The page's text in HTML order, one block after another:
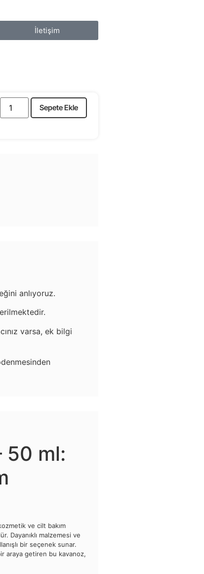
İletişim
Sepete Ekle
anlıyoruz.
varsa, ek bilgi
50 ml:
ve cilt bakım
Dayanıklı malzemesi ve
bir seçenek sunar.
araya getiren bu kavanoz,